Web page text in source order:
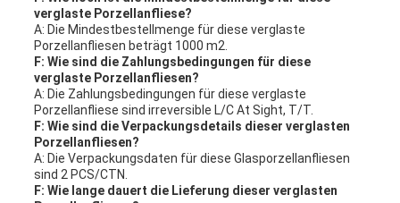
verglaste Porzellanfliese?
A: Die Mindestbestellmenge für diese verglaste
Porzellanfliesen beträgt 1000 m2.
F: Wie sind die Zahlungsbedingungen für diese
verglaste Porzellanfliesen?
A: Die Zahlungsbedingungen für diese verglaste
Porzellanfliese sind irreversible L/C At Sight, T/T.
F: Wie sind die Verpackungsdetails dieser verglasten
Porzellanfliesen?
A: Die Verpackungsdaten für diese Glasporzellanfliesen
sind 2 PCS/CTN.
F: Wie lange dauert die Lieferung dieser verglasten